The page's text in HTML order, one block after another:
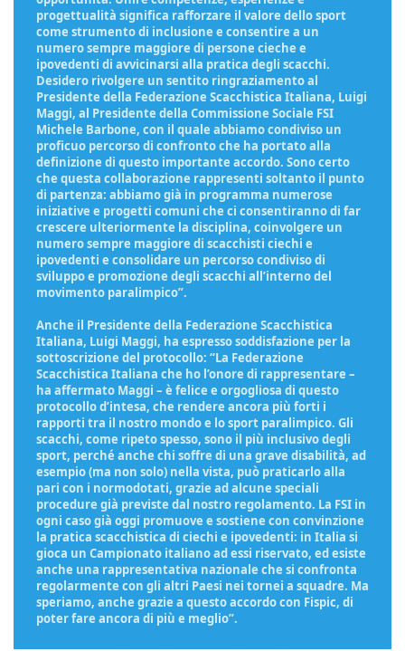
progettualità significa rafforzare il valore dello sport
come strumento di inclusione e consentire a un
numero sempre maggiore di persone cieche e
ipovedenti di avvicinarsi alla pratica degli scacchi.
Desidero rivolgere un sentito ringraziamento al
Presidente della Federazione Scacchistica Italiana, Luigi
Maggi, al Presidente della Commissione Sociale FSI
Michele Barbone, con il quale abbiamo condiviso un
proficuo percorso di confronto che ha portato alla
definizione di questo importante accordo. Sono certo
che questa collaborazione rappresenti soltanto il punto
di partenza: abbiamo già in programma numerose
iniziative e progetti comuni che ci consentiranno di far
crescere ulteriormente la disciplina, coinvolgere un
numero sempre maggiore di scacchisti ciechi e
ipovedenti e consolidare un percorso condiviso di
sviluppo e promozione degli scacchi all’interno del
movimento paralimpico”.
Anche il Presidente della Federazione Scacchistica
Italiana, Luigi Maggi, ha espresso soddisfazione per la
sottoscrizione del protocollo: “La Federazione
Scacchistica Italiana che ho l’onore di rappresentare –
ha affermato Maggi – è felice e orgogliosa di questo
protocollo d’intesa, che rendere ancora più forti i
rapporti tra il nostro mondo e lo sport paralimpico. Gli
scacchi, come ripeto spesso, sono il più inclusivo degli
sport, perché anche chi soffre di una grave disabilità, ad
esempio (ma non solo) nella vista, può praticarlo alla
pari con i normodotati, grazie ad alcune speciali
procedure già previste dal nostro regolamento. La FSI in
ogni caso già oggi promuove e sostiene con convinzione
la pratica scacchistica di ciechi e ipovedenti: in Italia si
gioca un Campionato italiano ad essi riservato, ed esiste
anche una rappresentativa nazionale che si confronta
regolarmente con gli altri Paesi nei tornei a squadre. Ma
speriamo, anche grazie a questo accordo con Fispic, di
poter fare ancora di più e meglio”.